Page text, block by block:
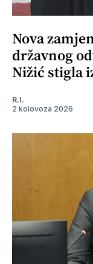
Nova
državnog
Nižić stigla
R.I.
2 kolovoza 2026